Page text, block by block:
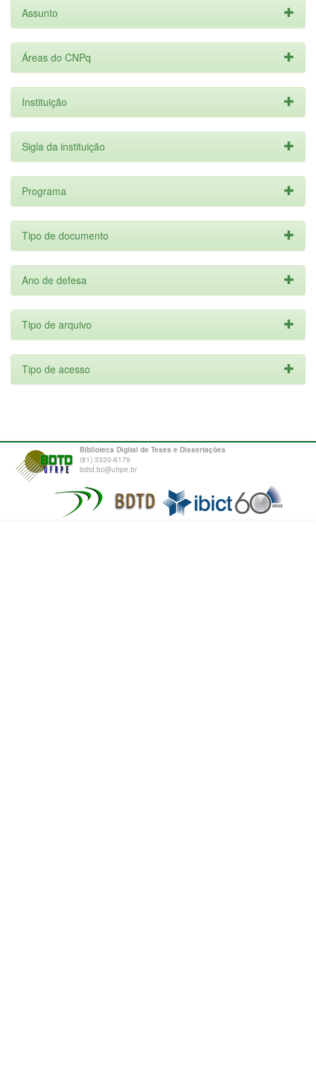
Assunto
Áreas do CNPq
Instituição
Sigla da instituição
Programa
Tipo de documento
Ano de defesa
Tipo de arquivo
Tipo de acesso
Biblioteca Digital de Teses e Dissertações
(81) 3320-6179
bdtd.bc@ufrpe.br